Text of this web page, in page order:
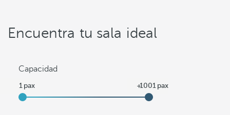
Encuentra tu sala ideal
Capacidad